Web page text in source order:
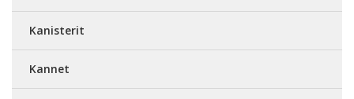
Kanisterit
Kannet